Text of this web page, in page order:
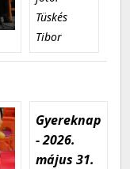
Tüskés
Tibor
Gyereknap
- 2026.
május 31.